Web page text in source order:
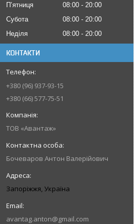
Пʼятниця
08:00
20:00
Субота
08:00
20:00
Неділя
08:00 20:00
КОНТАКТИ
+380 (96) 937-93-15
+380 (66) 577-75-51
ТОВ «Авантаж»
Бочеваров Антон Валерійович
Запоріжжя, Україна
avantag.anton@gmail.com